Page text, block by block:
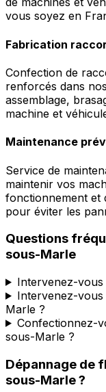
vous soyez en
Fabrication
Confection de
renforcés dans
assemblage,
machine et
Maintenance
Service de
maintenir vos
fonctionnement et
pour éviter les
Questions
sous-Marle
Intervenez-
Intervenez-
Marle ?
Confectionnez-
sous-Marle ?
Dépannage de
sous-Marle?